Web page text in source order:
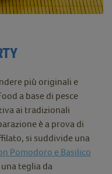
più originali e
a base di pesce
ai tradizionali
è a prova di
si suddivide una
Pomodoro e Basilico
teglia da